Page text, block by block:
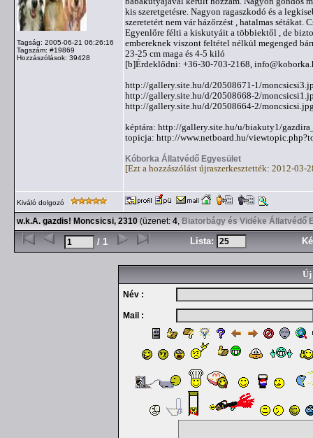
Tagság: 2005-06-21 06:26:16
Tagszám: #19869
Hozzászólások: 39428
kis szeretgetésre. Nagyon ragaszkodó és a
szeretetért nem vár házőrzést , hatalmas sétákat.
Egyenlőre félti a kiskutyáit a többiektől , de
embereknek viszont feltétel nélkül megenged
23-25 cm maga és 4-5 kiló
[b]Érdeklődni: +36-30-703-2168,
http://gallery.site.hu/d/20508671-1/
http://gallery.site.hu/d/20508668-2/
http://gallery.site.hu/d/20508664-2/
képtára: http://gallery.site.hu/u/biakuty1/
topicja: http://www.netboard.hu/
Kóborka Állatvédő Egyesület
[Ezt a hozzászólást újraszerkesztették: 2012-03-
Kiváló dolgozó
w.k.A. gazdis! Moncsicsi, 2310 (üzenet: 4, Biatorbágy és Vidéke Állatvédő
/ 1 Lista:
Új
Név :
Mail :